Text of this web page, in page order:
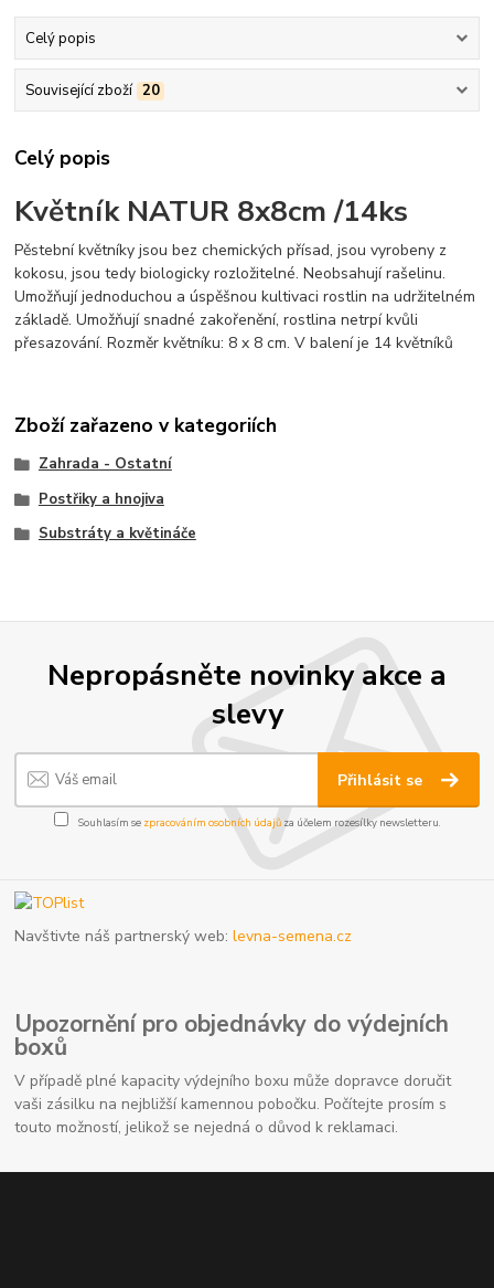
Celý popis
Související zboží 20
Celý popis
Květník NATUR 8x8cm /14ks
Pěstební květníky jsou bez chemických přísad, jsou vyrobeny z
kokosu, jsou tedy biologicky rozložitelné. Neobsahují rašelinu.
Umožňují jednoduchou a úspěšnou kultivaci rostlin na udržitelném
základě. Umožňují snadné zakořenění, rostlina netrpí kvůli
přesazování. Rozměr květníku: 8 x 8 cm. V balení je 14 květníků
Zboží zařazeno v kategoriích
Zahrada - Ostatní
Postřiky a hnojiva
Substráty a květináče
Nepropásněte novinky akce a
slevy
Přihlásit se
Souhlasím se zpracováním osobních údajůza účelem rozesílky newsletteru.
Navštivte náš partnerský web:levna-semena.cz
Upozornění pro objednávky do výdejních
boxů
V případě plné kapacity výdejního boxu může dopravce doručit
vaši zásilku na nejbližší kamennou pobočku. Počítejte prosím s
touto možností, jelikož se nejedná o důvod k reklamaci.